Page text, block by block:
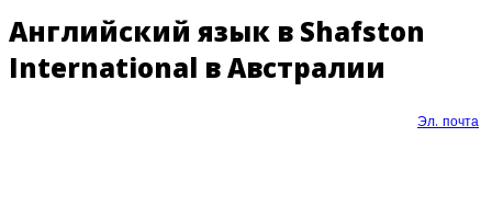
Английский язык в Shafston
International в Австралии
Эл. почта